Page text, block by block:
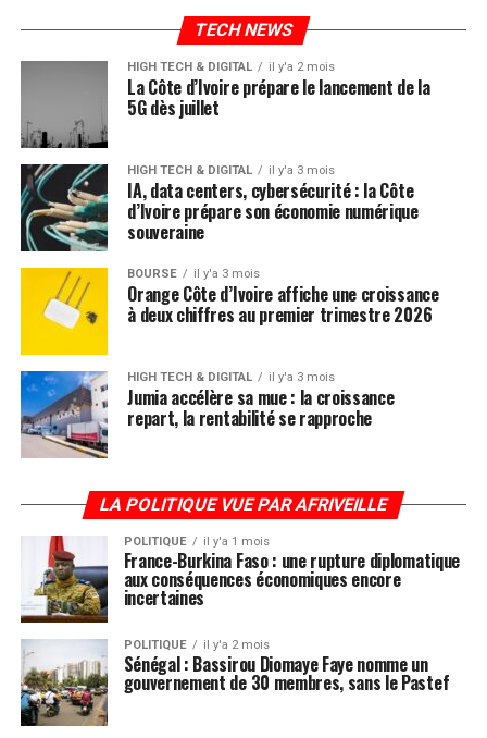
TECH NEWS
HIGH TECH & DIGITAL il y'a 2 mois
La Côte d’Ivoire prépare le lancement de la
5G dès juillet
HIGH TECH & DIGITAL il y'a 3 mois
IA, data centers, cybersécurité : la Côte
d’Ivoire prépare son économie numérique
souveraine
BOURSE il y'a 3 mois
Orange Côte d’Ivoire affiche une croissance
à deux chiffres au premier trimestre 2026
HIGH TECH & DIGITAL il y'a 3 mois
Jumia accélère sa mue : la croissance
repart, la rentabilité se rapproche
LA POLITIQUE VUE PAR AFRIVEILLE
POLITIQUE il y'a 1 mois
France-Burkina Faso : une rupture diplomatique
aux conséquences économiques encore
incertaines
POLITIQUE il y'a 2 mois
Sénégal : Bassirou Diomaye Faye nomme un
gouvernement de 30 membres, sans le Pastef